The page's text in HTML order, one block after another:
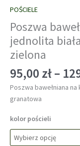
POŚCIELE
Poszwa
jednolita
zielona
95,00 zł–
Poszwa bawełniana
granatowa
kolor pościeli